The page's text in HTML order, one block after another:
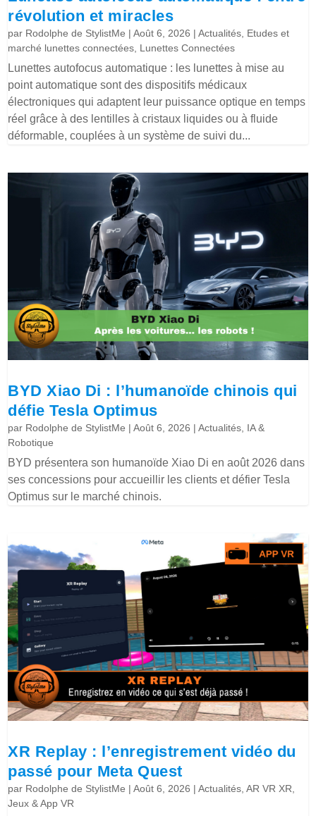
révolution et miracles
par Rodolphe de StylistMe |Août 6, 2026 |Actualités Etudes et
marché lunettes connectées Lunettes Connectées
Lunettes autofocus automatique : les lunettes à mise au
point automatique sont des dispositifs médicaux
électroniques qui adaptent leur puissance optique en temps
réel grâce à des lentilles à cristaux liquides ou à fluide
déformable, couplées à un système de suivi du...
BYD Xiao Di : l’humanoïde chinois qui
défie Tesla Optimus
par Rodolphe de StylistMe |Août 6, 2026 |Actualités IA &
Robotique
BYD présentera son humanoïde Xiao Di en août 2026 dans
ses concessions pour accueillir les clients et défier Tesla
Optimus sur le marché chinois.
XR Replay : l’enregistrement vidéo du
passé pour Meta Quest
par Rodolphe de StylistMe |Août 6, 2026 |Actualités ,AR VR XR
Jeux & App VR